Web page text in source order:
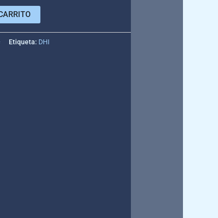
Etiqueta: DHI